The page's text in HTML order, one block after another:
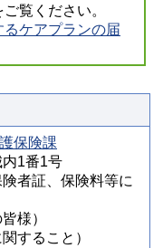
覧ください。
ケアプランの届
保険課
1番1号
者証、保険料等に
様）
すること）